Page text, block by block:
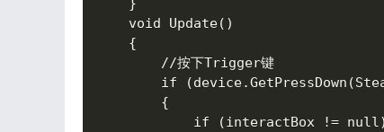
    }
    void Update()
    {
        //按下Trigger键
if
        {
            if (interactBox != null)